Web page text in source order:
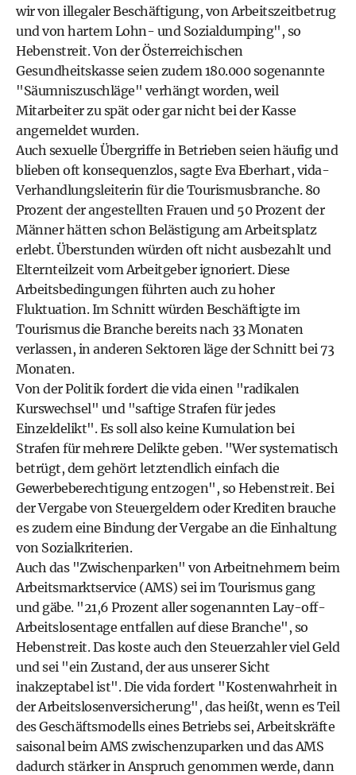
wir von illegaler Beschäftigung, von Arbeitszeitbetrug
und von hartem Lohn- und Sozialdumping", so
Hebenstreit. Von der Österreichischen
Gesundheitskasse seien zudem 180.000 sogenannte
"Säumniszuschläge" verhängt worden, weil
Mitarbeiter zu spät oder gar nicht bei der Kasse
angemeldet wurden.
Auch sexuelle Übergriffe in Betrieben seien häufig und
blieben oft konsequenzlos, sagte Eva Eberhart, vida-
Verhandlungsleiterin für die Tourismusbranche. 80
Prozent der angestellten Frauen und 50 Prozent der
Männer hätten schon Belästigung am Arbeitsplatz
erlebt. Überstunden würden oft nicht ausbezahlt und
Elternteilzeit vom Arbeitgeber ignoriert. Diese
Arbeitsbedingungen führten auch zu hoher
Fluktuation. Im Schnitt würden Beschäftigte im
Tourismus die Branche bereits nach 33 Monaten
verlassen, in anderen Sektoren läge der Schnitt bei 73
Monaten.
Von der Politik fordert die vida einen "radikalen
Kurswechsel" und "saftige Strafen für jedes
Einzeldelikt". Es soll also keine Kumulation bei
Strafen für mehrere Delikte geben. "Wer systematisch
betrügt, dem gehört letztendlich einfach die
Gewerbeberechtigung entzogen", so Hebenstreit. Bei
der Vergabe von Steuergeldern oder Krediten brauche
es zudem eine Bindung der Vergabe an die Einhaltung
von Sozialkriterien.
Auch das "Zwischenparken" von Arbeitnehmern beim
Arbeitsmarktservice (AMS) sei im Tourismus gang
und gäbe. "21,6 Prozent aller sogenannten Lay-off-
Arbeitslosentage entfallen auf diese Branche", so
Hebenstreit. Das koste auch den Steuerzahler viel Geld
und sei "ein Zustand, der aus unserer Sicht
inakzeptabel ist". Die vida fordert "Kostenwahrheit in
der Arbeitslosenversicherung", das heißt, wenn es Teil
des Geschäftsmodells eines Betriebs sei, Arbeitskräfte
saisonal beim AMS zwischenzuparken und das AMS
dadurch stärker in Anspruch genommen werde, dann